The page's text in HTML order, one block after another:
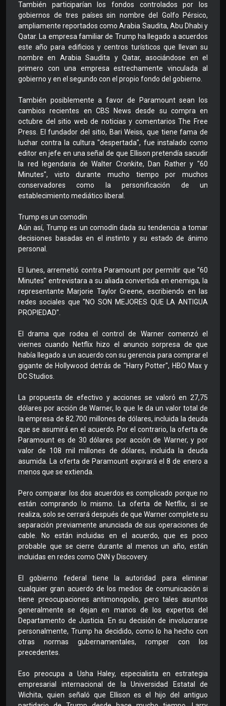
También participarían los fondos controlados por los
gobiernos de tres países sin nombre del Golfo Pérsico,
ampliamente reportados como Arabia Saudita, Abu Dhabi y
Qatar. La empresa familiar de Trump ha llegado a acuerdos
este año para edificios y centros turísticos que llevan su
nombre en Arabia Saudita y Qatar, asociándose en el
primero con una empresa estrechamente vinculada al
gobierno y en el segundo con el propio fondo del gobierno.
También posiblemente a favor de Paramount sean los
cambios recientes en CBS News desde su compra en
octubre del sitio web de noticias y comentarios The Free
Press. El fundador del sitio, Bari Weiss, que tiene fama de
luchar contra la cultura "despertada", fue instalado como
editor en jefe en una señal de que Ellison pretendía sacudir
la red legendaria de Walter Cronkite, Dan Rather y "60
Minutes", visto durante mucho tiempo por muchos
conservadores como la personificación de un
establecimiento mediático liberal.
Trump es un comodín
Aún así, Trump es un comodín dada su tendencia a tomar
decisiones basadas en el instinto y su estado de ánimo
personal.
El lunes, arremetió contra Paramount por permitir que "60
Minutes" entrevistara a su aliada convertida en enemiga, la
representante Marjorie Taylor Greene, escribiendo en las
redes sociales que "NO SON MEJORES QUE LA ANTIGUA
PROPIEDAD".
El drama que rodea el control de Warner comenzó el
viernes cuando Netflix hizo el anuncio sorpresa de que
había llegado a un acuerdo con su gerencia para comprar el
gigante de Hollywood detrás de "Harry Potter", HBO Max y
DC Studios.
La propuesta de efectivo y acciones se valoró en 27,75
dólares por acción de Warner, lo que le da un valor total de
la empresa de 82.700 millones de dólares, incluida la deuda
que se asumirá en el acuerdo. Por el contrario, la oferta de
Paramount es de 30 dólares por acción de Warner, y por
valor de 108 mil millones de dólares, incluida la deuda
asumida. La oferta de Paramount expirará el 8 de enero a
menos que se extienda.
Pero comparar los dos acuerdos es complicado porque no
están comprando lo mismo. La oferta de Netflix, si se
realiza, solo se cerrará después de que Warner complete su
separación previamente anunciada de sus operaciones de
cable. No están incluidas en el acuerdo, que es poco
probable que se cierre durante al menos un año, están
incluidas en redes como CNN y Discovery.
El gobierno federal tiene la autoridad para eliminar
cualquier gran acuerdo de los medios de comunicación si
tiene preocupaciones antimonopolio, pero tales asuntos
generalmente se dejan en manos de los expertos del
Departamento de Justicia. En su decisión de involucrarse
personalmente, Trump ha decidido, como lo ha hecho con
otras normas gubernamentales, romper con los
precedentes.
Eso preocupa a Usha Haley, especialista en estrategia
empresarial internacional de la Universidad Estatal de
Wichita, quien señaló que Ellison es el hijo del antiguo